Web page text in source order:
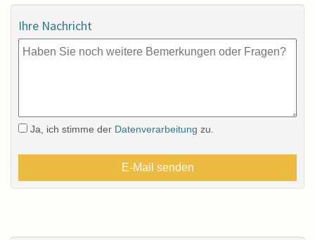
Ihre Nachricht
Ja, ich stimme der Datenverarbeitung zu.